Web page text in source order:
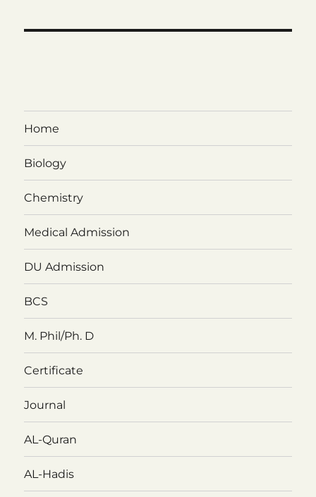
Home
Biology
Chemistry
Medical Admission
DU Admission
BCS
M. Phil/Ph. D
Certificate
Journal
AL-Quran
AL-Hadis